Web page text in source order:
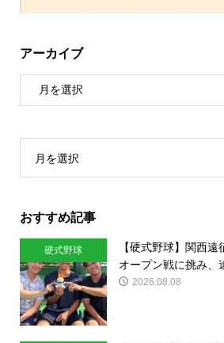
アーカイブ
月を選択
おすすめ記事
硬式野球
【硬式野球】関西
オープン戦に挑み、
2026.08.08